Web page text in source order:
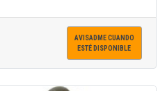
AVISADME CUANDO
ESTÉ DISPONIBLE